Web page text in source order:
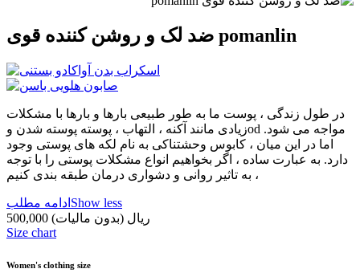
ضد لک و روشن کننده قوی pomanlin
در طول زندگی ، پوست ما به طور طبیعی بارها و بارها با مشکلات
زیادی مانند آکنه ، التهاب ، پوسته پوسته شدن وod مواجه می شود.
اما در این میان ، کابوس وحشتناکی به نام لکه های پوستی وجود
دارد. به عبارت ساده ، اگر بخواهیم انواع مشکلات پوستی را با توجه
به تاثیر روانی و دشواری درمان طبقه بندی کنیم ،
ادامه مطلب Show less
500,000 ریال (بدون مالیات)
Size chart
Women's clothing size